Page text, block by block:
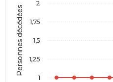
Personnes décédées
1
1,25
1,5
1,75
2